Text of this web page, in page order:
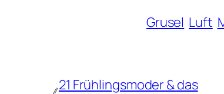
Grusel Luft
21 Frühlingsmoder & das